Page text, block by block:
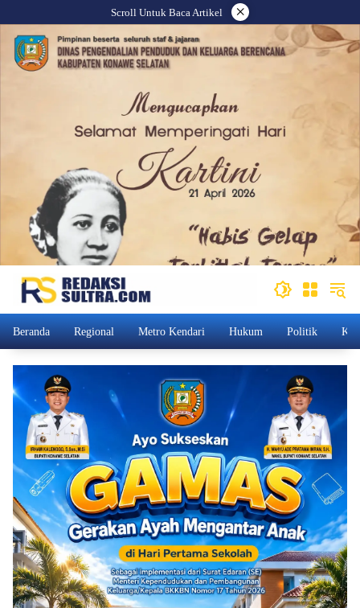
ke
konten
Scroll Untuk Baca Artikel ×
Beranda Regional Metro Kendari Hukum Politik